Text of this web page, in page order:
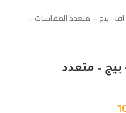
بيج – متعدد المقاسات –
– متعدد